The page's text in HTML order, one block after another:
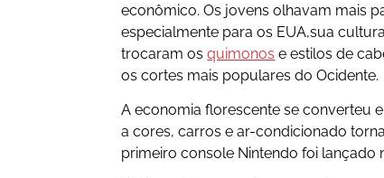
econômico. Os jovens olhavam mais
especialmente para os EUA,sua
trocaram osquimonos e estilos de
os cortes mais populares do Ocidente.
A economia florescente se converteu
a cores, carros e ar-condicionado
primeiro console Nintendo foi lançado